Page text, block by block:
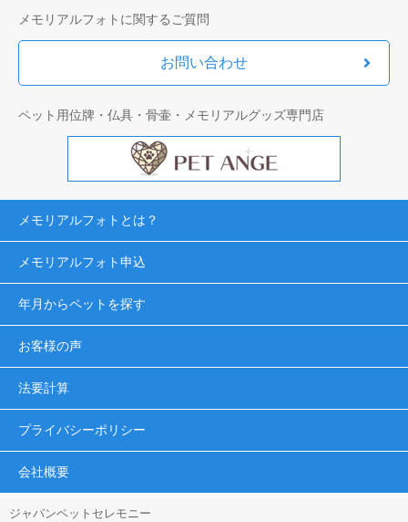
メモリアルフォトに関するご質問
お問い合わせ
ペット用位牌・仏具・骨壷・メモリアルグッズ専門店
メモリアルフォトとは？
メモリアルフォト申込
年月からペットを探す
お客様の声
法要計算
プライバシーポリシー
会社概要
ジャパンペットセレモニー